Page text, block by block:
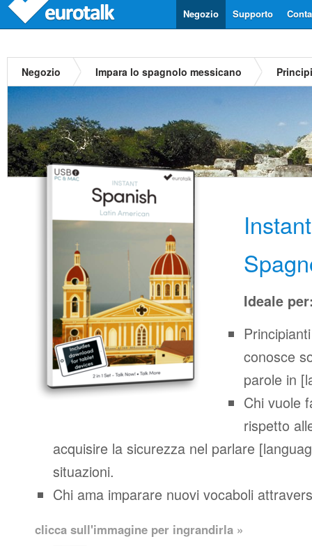
Supporto
Negozio
Negozio Impara lo spagnolo messicano
Ideale
conosce
parole in
Chi vuole
rispetto
acquisire la sicurezza nel parlare
situazioni.
Chi ama imparare nuovi vocaboli
clicca sull'immagine per ingrandirla »